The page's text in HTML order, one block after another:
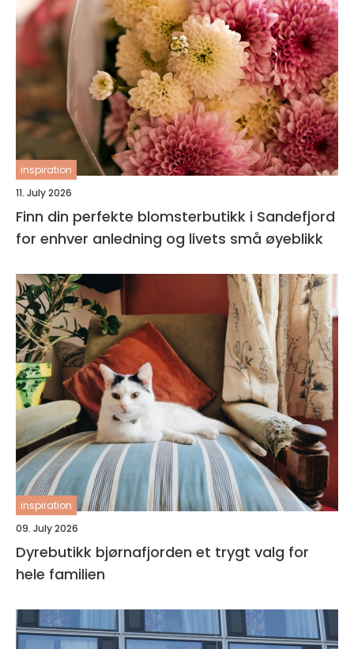
inspiration
11. July 2026
Finn din perfekte blomsterbutikk i Sandefjord
for enhver anledning og livets små øyeblikk
inspiration
09. July 2026
Dyrebutikk bjørnafjorden et trygt valg for
hele familien